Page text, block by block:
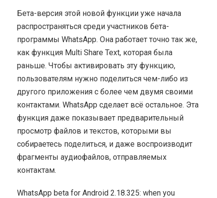
Бета-версия этой новой функции уже начала
распространяться среди участников бета-
программы WhatsApp. Она работает точно так же,
как функция Multi Share Text, которая была
раньше. Чтобы активировать эту функцию,
пользователям нужно поделиться чем-либо из
другого приложения с более чем двумя своими
контактами. WhatsApp сделает всё остальное. Эта
функция даже показывает предварительный
просмотр файлов и текстов, которыми вы
собираетесь поделиться, и даже воспроизводит
фрагменты аудиофайлов, отправляемых
контактам.
WhatsApp beta for Android 2.18.325: when you